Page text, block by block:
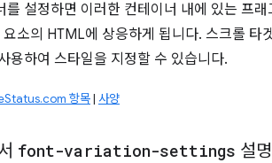
를 설정하면 이러한 컨테이너 내에 있는 프
요소의 HTML에 상응하게 됩니다. 스크롤 타
용하여 스타일을 지정할 수 있습니다.
항목| 사양
font-variation-settings 설